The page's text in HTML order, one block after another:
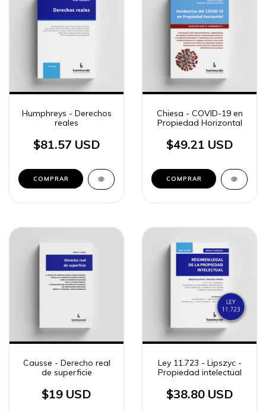
Humphreys - Derechos
reales
$81.57 USD
COMPRAR
Chiesa - COVID-19 en
Propiedad Horizontal
$49.21 USD
COMPRAR
Causse - Derecho real
de superficie
$19 USD
Ley 11.723 - Lipszyc -
Propiedad intelectual
$38.80 USD